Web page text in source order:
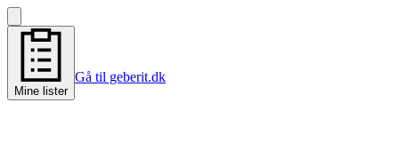
Mine lister
Gå til geberit.dk